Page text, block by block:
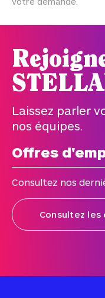
Laissez parler
nos équipes.
Offres
Consultez nos
Consultez